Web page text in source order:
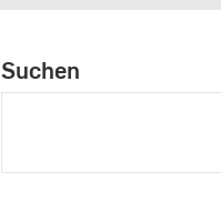
Suchen